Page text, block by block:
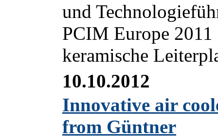
und
PCIM Europe
keramische
10.10.2012
Innovative air
from Güntner